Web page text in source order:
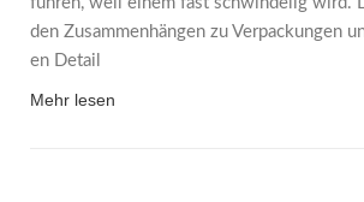
den Zusammenhängen zu Verpackungen
en Detail
Mehr lesen